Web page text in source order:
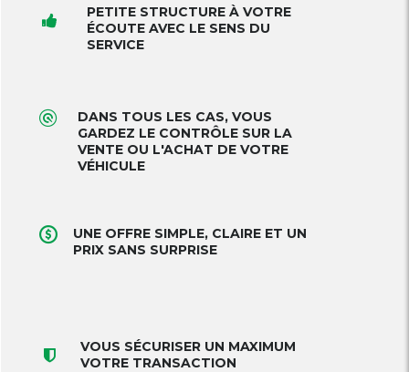
PETITE STRUCTURE À VOTRE
ÉCOUTE AVEC LE SENS DU
SERVICE
DANS TOUS LES CAS, VOUS
GARDEZ LE CONTRÔLE SUR LA
VENTE OU L'ACHAT DE VOTRE
VÉHICULE
UNE OFFRE SIMPLE, CLAIRE ET UN
PRIX SANS SURPRISE
VOUS SÉCURISER UN MAXIMUM
VOTRE TRANSACTION